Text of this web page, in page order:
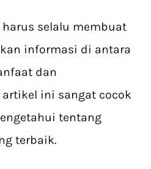
harus selalu membuat
informasi di antara
dan
artikel ini sangat cocok
tentang
terbaik.